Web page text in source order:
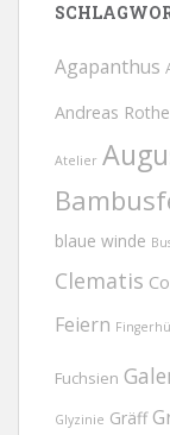
Agapanthus
Andreas Rothe
Atelier
blaue winde
Clematis
Feiern
Fuchsien
Glyzinie Gräff